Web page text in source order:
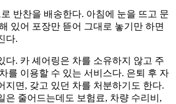
반찬을 배송한다. 아침에 눈을 뜨고 문
있어 포장만 뜯어 그대로 놓기만 하면
다.
다. 카 셰어링은 차를 소유하지 않고 주
를 이용할 수 있는 서비스다. 은퇴 후 자
지면, 갖고 있던 차를 처분하기도 한다.
은 줄어드는데도 보험료, 차량 수리비,